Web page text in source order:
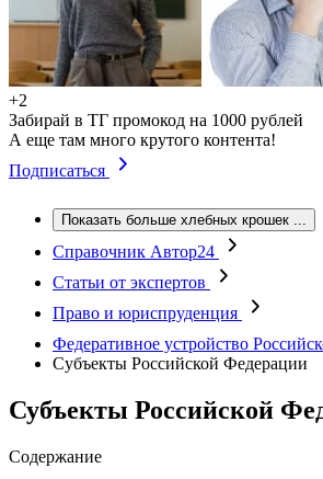
+2
Забирай в ТГ промокод на 1000 рублей
А еще там много крутого контента!
Подписаться
Показать больше хлебных крошек ...
Справочник Автор24
Статьи от экспертов
Право и юриспруденция
Федеративное устройство
Субъекты Российской Федерации
Субъекты Российской
Содержание